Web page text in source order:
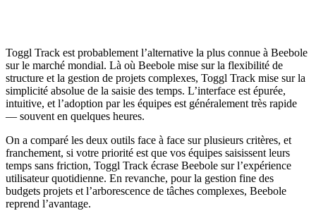
Toggl Track est probablement l’alternative la plus connue à Beebole
sur le marché mondial. Là où Beebole mise sur la flexibilité de
structure et la gestion de projets complexes, Toggl Track mise sur la
simplicité absolue de la saisie des temps. L’interface est épurée,
intuitive, et l’adoption par les équipes est généralement très rapide
— souvent en quelques heures.
On a comparé les deux outils face à face sur plusieurs critères, et
franchement, si votre priorité est que vos équipes saisissent leurs
temps sans friction, Toggl Track écrase Beebole sur l’expérience
utilisateur quotidienne. En revanche, pour la gestion fine des
budgets projets et l’arborescence de tâches complexes, Beebole
reprend l’avantage.